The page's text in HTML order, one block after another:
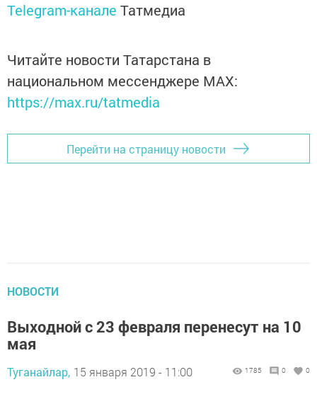
Telegram-канале Татмедиа
Читайте новости Татарстана в
национальном мессенджере MАХ:
https://max.ru/tatmedia
Перейти на страницу новости
НОВОСТИ
Выходной с 23 февраля перенесут на 10
мая
Туганайлар, 15 января 2019 - 11:00 1785 0 0